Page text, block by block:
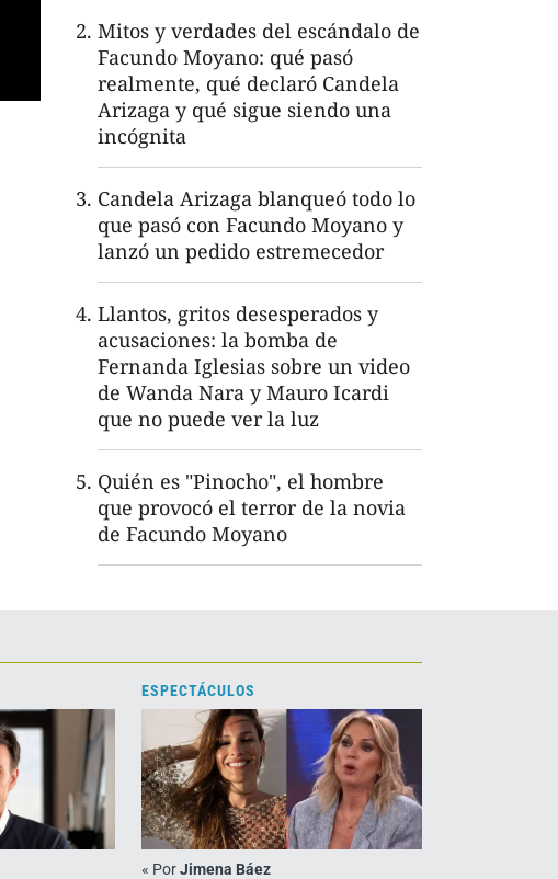
Mitos y verdades del escándalo de
Facundo Moyano: qué pasó
realmente, qué declaró Candela
Arizaga y qué sigue siendo una
incógnita
Candela Arizaga blanqueó todo lo
que pasó con Facundo Moyano y
lanzó un pedido estremecedor
Llantos, gritos desesperados y
acusaciones: la bomba de
Fernanda Iglesias sobre un video
de Wanda Nara y Mauro Icardi
que no puede ver la luz
Quién es "Pinocho", el hombre
que provocó el terror de la novia
de Facundo Moyano
ESPECTÁCULOS
« PorJimena Báez